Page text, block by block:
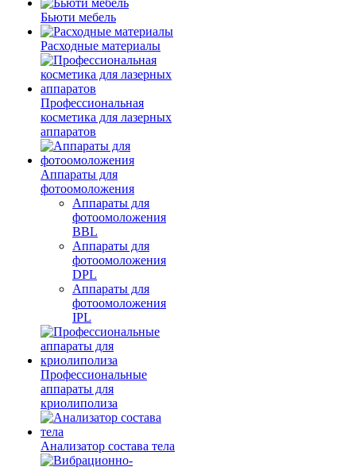
Бьюти мебель
Расходные материалы
Профессиональная
косметика для лазерных
аппаратов
Аппараты для
фотоомоложения
Аппараты для
фотоомоложения
BBL
Аппараты для
фотоомоложения
DPL
Аппараты для
фотоомоложения
IPL
Профессиональные
аппараты для
криолиполиза
Анализатор состава тела